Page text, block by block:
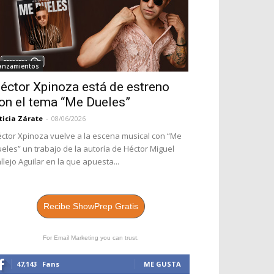
Xpinoza está de estreno
el tema “Me Dueles”
Zárate - 08/06/2026
Xpinoza vuelve a la escena musical con “Me
un trabajo de la autoría de Héctor Miguel
Aguilar en la que apuesta...
Recibe ShowPrep Gratis
For Email Marketing you can trust.
47,143 Fans ME GUSTA